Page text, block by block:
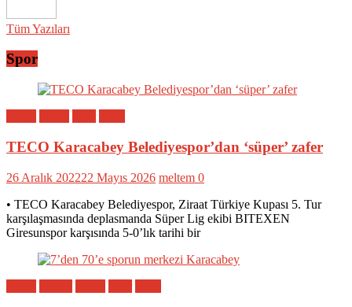
Tüm Yazıları
Spor
TECO Karacabey Belediyespor’dan ‘süper’ zafer
26 Aralık 202222 Mayıs 2026 meltem 0
• TECO Karacabey Belediyespor, Ziraat Türkiye Kupası 5. Tur
karşılaşmasında deplasmanda Süper Lig ekibi BITEXEN
Giresunspor karşısında 5-0’lık tarihi bir